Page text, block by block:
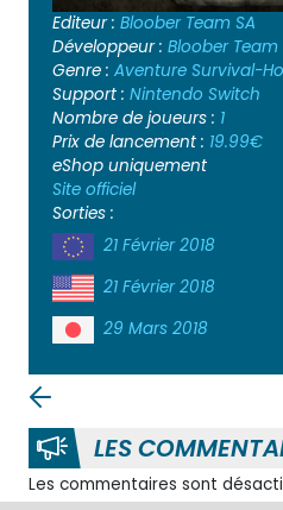
Editeur : Bloober Team SA
Développeur : Bloober Team
Genre : Aventure Survival-
Support : Nintendo Switch
Nombre de joueurs : 1
Prix de lancement : 19.99€
eShop uniquement
Site officiel
Sorties :
21 Février 2018
21 Février 2018
29 Mars 2018
LES
Les commentaires sont